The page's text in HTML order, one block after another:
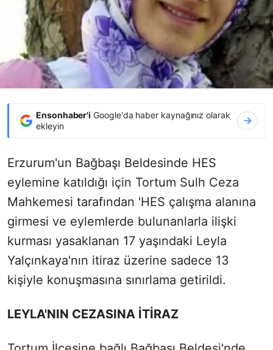
Ensonhaber'i Google'da haber kaynağınız olarak
ekleyin
Erzurum'un Bağbaşı Beldesinde HES
eylemine katıldığı için Tortum Sulh Ceza
Mahkemesi tarafından 'HES çalışma alanına
girmesi ve eylemlerde bulunanlarla ilişki
kurması yasaklanan 17 yaşındaki Leyla
Yalçınkaya'nın itiraz üzerine sadece 13
kişiyle konuşmasına sınırlama getirildi.
LEYLA'NIN CEZASINA İTİRAZ